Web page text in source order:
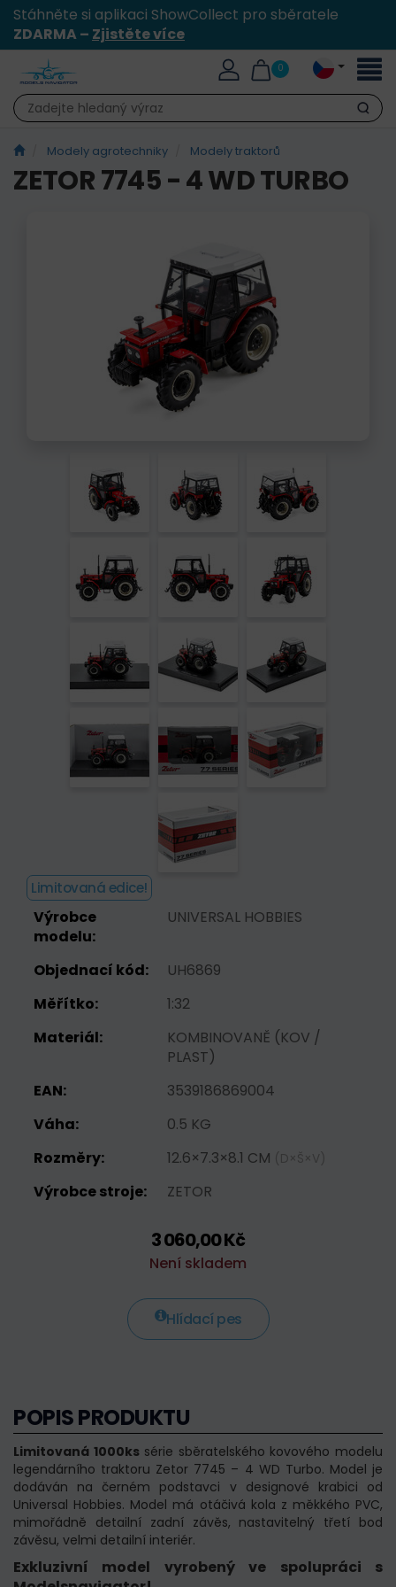
Stáhněte si aplikaci ShowCollect pro sběratele
ZDARMA – Zjistěte více
0
Hledat
Modely agrotechniky Modely traktorů
ZETOR 7745 - 4 WD TURBO
Limitovaná edice!
Výrobce
modelu:
UNIVERSAL HOBBIES
Objednací kód:
UH6869
Měřítko:
1:32
Materiál:
KOMBINOVANĚ (KOV /
PLAST)
EAN:
3539186869004
Váha:
0.5 KG
Rozměry:
12.6×7.3×8.1 CM (D×Š×V)
Výrobce stroje: ZETOR
3 060,00 Kč
Není skladem
Hlídací pes
POPIS PRODUKTU
Limitovaná 1000kssérie sběratelského kovového modelu
legendárního traktoru Zetor 7745 – 4 WD Turbo. Model je
dodáván na černém podstavci v designové krabici od
Universal Hobbies. Model má otáčivá kola z měkkého PVC,
mimořádně detailní zadní závěs, nastavitelný třetí bod
závěsu, velmi detailní interiér.
Exkluzivní model vyrobený ve spolupráci s